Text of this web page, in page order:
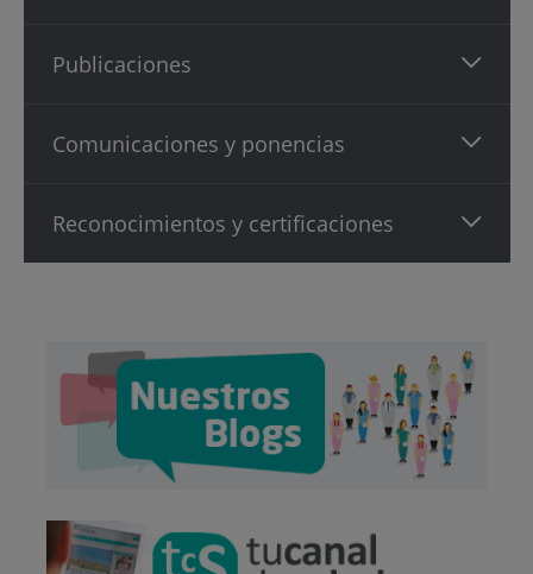
Publicaciones
Comunicaciones y ponencias
Reconocimientos y certificaciones